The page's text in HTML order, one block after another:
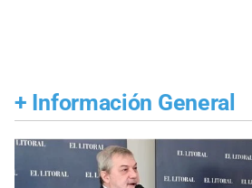
+ Información General